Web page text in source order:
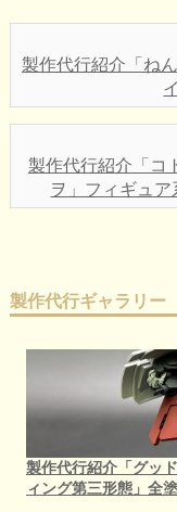
製作代行紹介「ね
製作代行紹介「コ
ヲ」フィギュ
製作代行ギャラリー
製作代行紹介「グッ
ィング第三形態」全